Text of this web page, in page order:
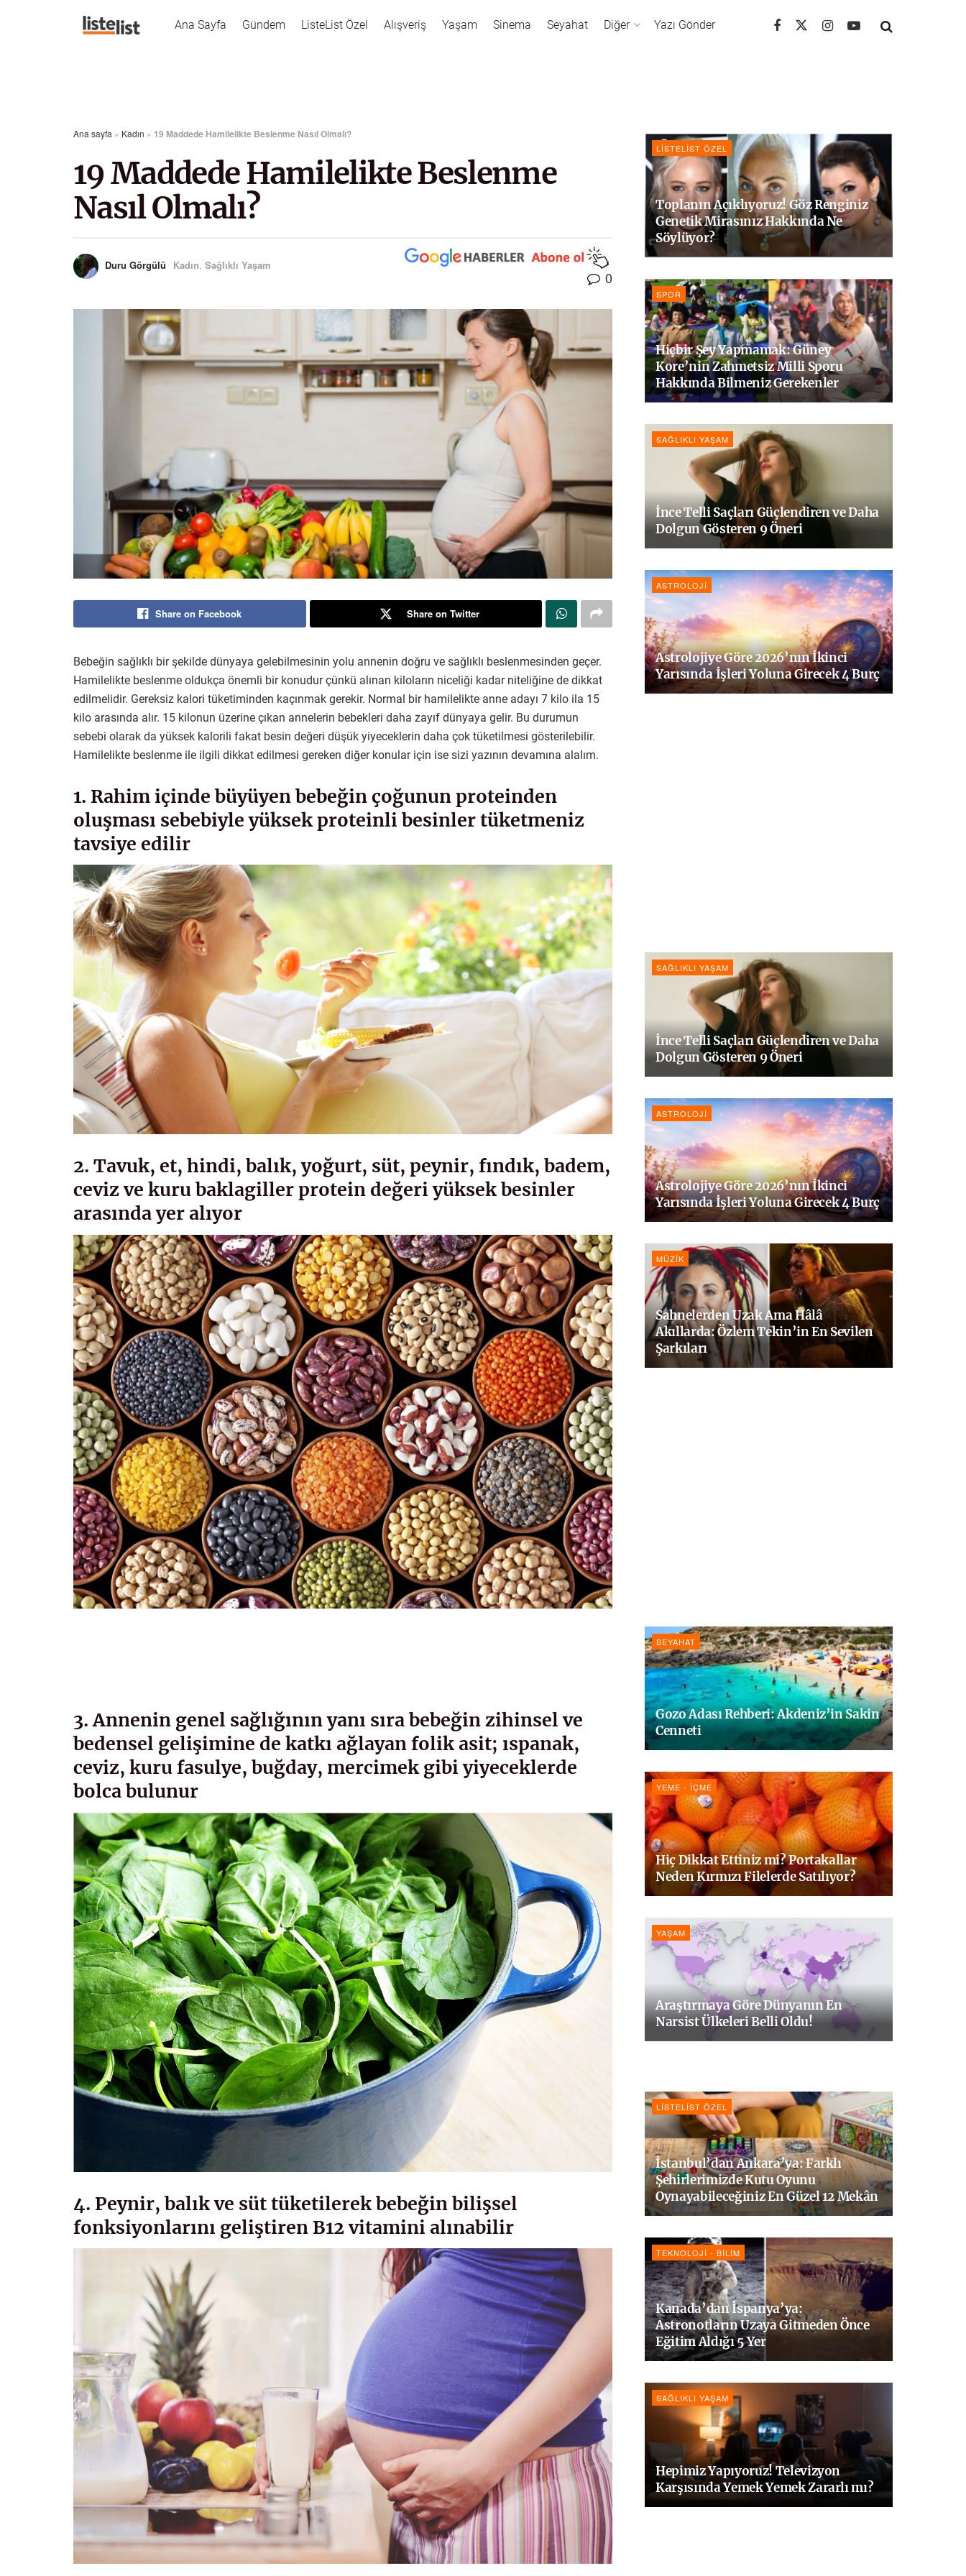
Ana Sayfa Gündem ListeList Özel Alışveriş Yaşam Sinema Seyahat Diğer Yazı Gönder
Ana sayfa » Kadın » 19 Maddede Hamilelikte Beslenme Nasıl Olmalı?
19 Maddede Hamilelikte Beslenme
Nasıl Olmalı?
Duru Görgülü Kadın, Sağlıklı Yaşam
0
Share on Facebook Share on Twitter
Bebeğin sağlıklı bir şekilde dünyaya gelebilmesinin yolu annenin doğru ve sağlıklı beslenmesinden geçer.
Hamilelikte beslenme oldukça önemli bir konudur çünkü alınan kiloların niceliği kadar niteliğine de dikkat
edilmelidir. Gereksiz kalori tüketiminden kaçınmak gerekir. Normal bir hamilelikte anne adayı 7 kilo ila 15
kilo arasında alır. 15 kilonun üzerine çıkan annelerin bebekleri daha zayıf dünyaya gelir. Bu durumun
sebebi olarak da yüksek kalorili fakat besin değeri düşük yiyeceklerin daha çok tüketilmesi gösterilebilir.
Hamilelikte beslenme ile ilgili dikkat edilmesi gereken diğer konular için ise sizi yazının devamına alalım.
1. Rahim içinde büyüyen bebeğin çoğunun proteinden
oluşması sebebiyle yüksek proteinli besinler tüketmeniz
tavsiye edilir
2. Tavuk, et, hindi, balık, yoğurt, süt, peynir, fındık, badem,
ceviz ve kuru baklagiller protein değeri yüksek besinler
arasında yer alıyor
3. Annenin genel sağlığının yanı sıra bebeğin zihinsel ve
bedensel gelişimine de katkı ağlayan folik asit; ıspanak,
ceviz, kuru fasulye, buğday, mercimek gibi yiyeceklerde
bolca bulunur
4. Peynir, balık ve süt tüketilerek bebeğin bilişsel
fonksiyonlarını geliştiren B12 vitamini alınabilir
LISTELIST ÖZEL
Toplanın Açıklıyoruz! Göz Renginiz
Genetik Mirasınız Hakkında Ne
Söylüyor?
SPOR
Hiçbir Şey Yapmamak: Güney
Kore’nin Zahmetsiz Milli Sporu
Hakkında Bilmeniz Gerekenler
SAĞLIKLI YAŞAM
İnce Telli Saçları Güçlendiren ve Daha
Dolgun Gösteren 9 Öneri
ASTROLOJI
Astrolojiye Göre 2026’nın İkinci
Yarısında İşleri Yoluna Girecek 4 Burç
SAĞLIKLI YAŞAM
İnce Telli Saçları Güçlendiren ve Daha
Dolgun Gösteren 9 Öneri
ASTROLOJI
Astrolojiye Göre 2026’nın İkinci
Yarısında İşleri Yoluna Girecek 4 Burç
MÜZIK
Sahnelerden Uzak Ama Hâlâ
Akıllarda: Özlem Tekin’in En Sevilen
Şarkıları
SEYAHAT
Gozo Adası Rehberi: Akdeniz’in Sakin
Cenneti
YEME - İÇME
Hiç Dikkat Ettiniz mi? Portakallar
Neden Kırmızı Filelerde Satılıyor?
YAŞAM
Araştırmaya Göre Dünyanın En
Narsist Ülkeleri Belli Oldu!
LISTELIST ÖZEL
İstanbul’dan Ankara’ya: Farklı
Şehirlerimizde Kutu Oyunu
Oynayabileceğiniz En Güzel 12 Mekân
TEKNOLOJI - BILIM
Kanada’dan İspanya’ya:
Astronotların Uzaya Gitmeden Önce
Eğitim Aldığı 5 Yer
SAĞLIKLI YAŞAM
Hepimiz Yapıyoruz! Televizyon
Karşısında Yemek Yemek Zararlı mı?